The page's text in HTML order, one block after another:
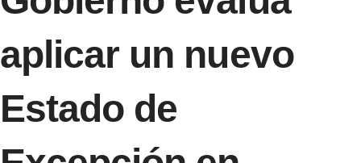
aplicar un nuevo
Estado de